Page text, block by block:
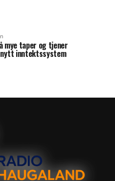
mye taper og tjener
nytt inntektssystem